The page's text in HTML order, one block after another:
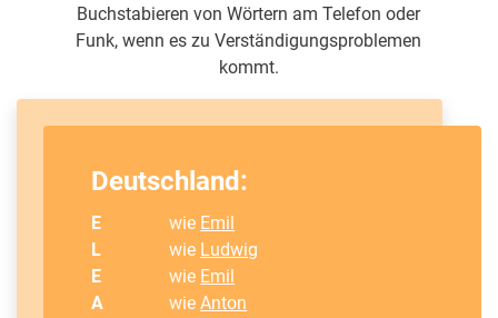
Buchstabieren von Wörtern am Telefon oder
Funk, wenn es zu Verständigungsproblemen
kommt.
Deutschland:
E wie Emil
L
wie Ludwig
E
wie Emil
A
wieAnton